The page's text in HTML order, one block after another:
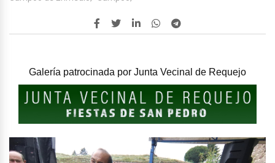
Galería patrocinada por Junta Vecinal de Requejo